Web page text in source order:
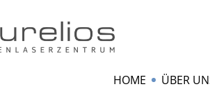
HOME ÜBER